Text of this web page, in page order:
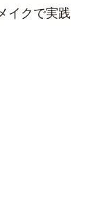
イクで実践